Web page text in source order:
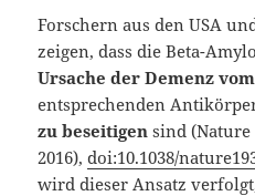
Forschern aus den USA
zeigen, dass die Beta-
Ursache der Demenz
entsprechenden
zu beseitigen sind (Nature
2016),doi:10.1038/
wird dieser Ansatz